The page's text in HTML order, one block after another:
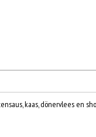
kaas, dönervlees en